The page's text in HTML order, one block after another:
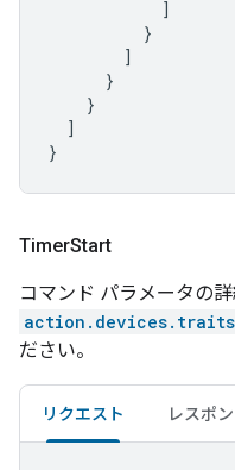
]
}
]
}
}
]
}
TimerStart
コマンド パラメータの詳
ださい。
リクエスト レスポ